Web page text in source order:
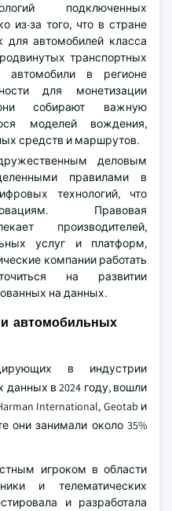
подключенных
из-за того, что в стране
для автомобилей класса
транспортных
автомобили в регионе
для монетизации
собирают важную
моделей вождения,
средств и маршрутов.
деловым
правилами в
технологий, что
Правовая
производителей,
услуг и платформ,
компании работать
на развитии
на данных.
автомобильных
в индустрии
в 2024 году, вошли
International, Geotab и
они занимали около 35%
игроком в области
и телематических
и разработала